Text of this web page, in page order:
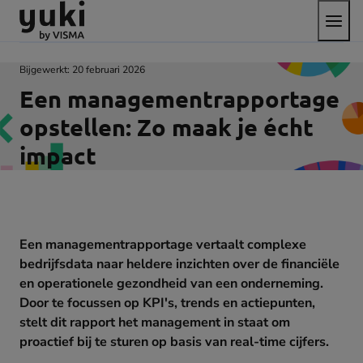
Direct
naar
content
Direct
naar
footer
Ga
naar
homepage
het
menu
Een managementrapportage
opstellen: Zo maak je écht
impact
Bijgewerkt: 20 februari 2026
Een managementrapportage vertaalt complexe
bedrijfsdata naar heldere inzichten over de financiële
en operationele gezondheid van een onderneming.
Door te focussen op KPI's, trends en actiepunten,
stelt dit rapport het management in staat om
proactief bij te sturen op basis van real-time cijfers.